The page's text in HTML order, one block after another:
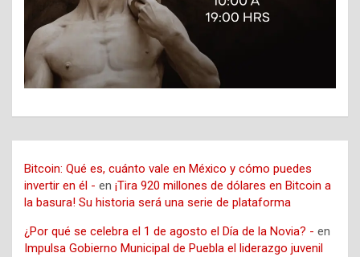
Bitcoin: Qué es, cuánto vale en México y cómo puedes
invertir en él - en ¡Tira 920 millones de dólares en Bitcoin a
la basura! Su historia será una serie de plataforma
¿Por qué se celebra el 1 de agosto el Día de la Novia? - en
Impulsa Gobierno Municipal de Puebla el liderazgo juvenil